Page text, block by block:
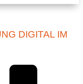
DIGITAL IM